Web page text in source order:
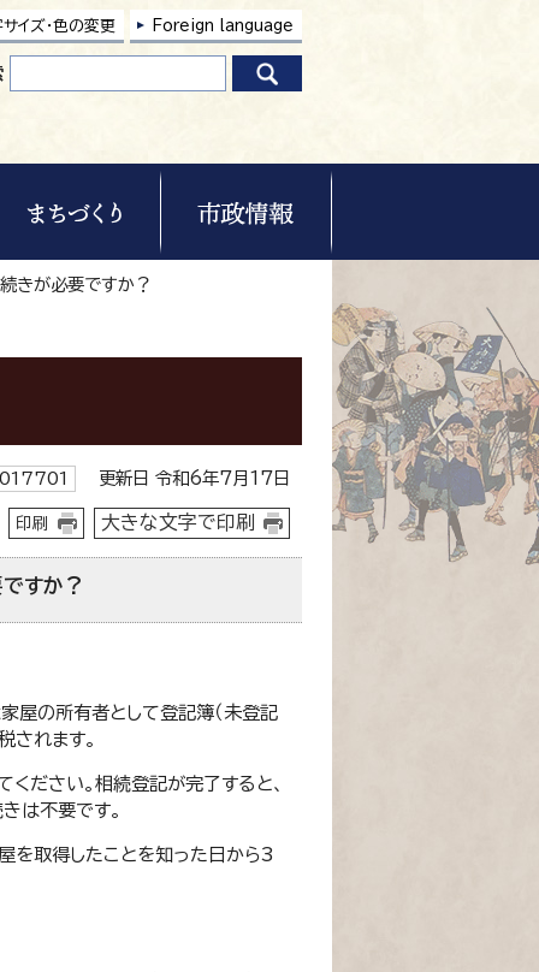
イズ・色の変更 Foreign language
きが必要ですか？
更新日 令和6年7月17日
印刷 大きな文字で印刷
すか？
屋の所有者として登記簿（未登記
されます。
ださい。相続登記が完了すると、
は不要です。
を取得したことを知った日から3